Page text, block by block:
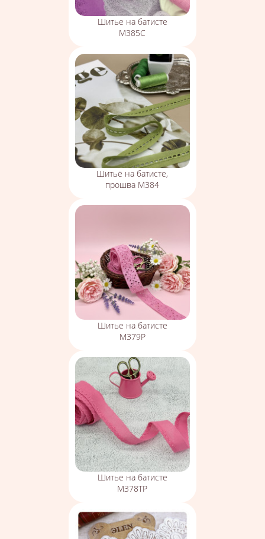
Шитье на батисте
М385С
Шитьё на батисте,
прошва М384
Шитье на батисте
М379Р
Шитье на батисте
М378ТР